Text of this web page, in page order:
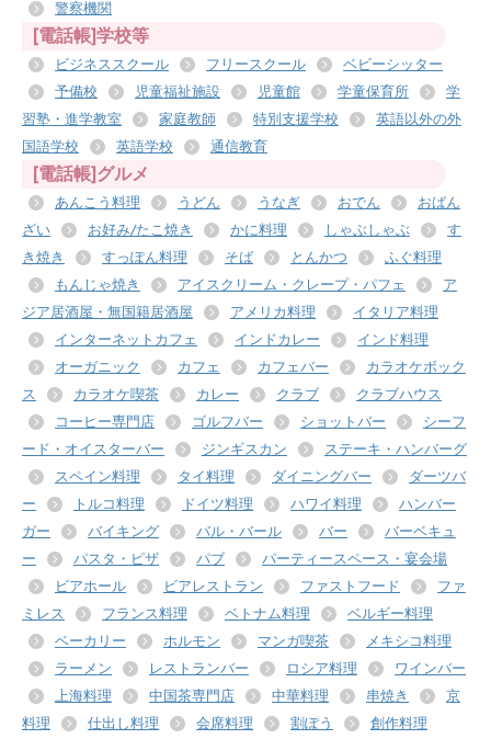
警察機関
[電話帳]学校等
ビジネススクール フリースクール
ベビーシッター
予備校
児童福祉施設 児童館 学童保育所
学
習塾・進学教室
家庭教師 特別支援学校
英語以外の外
国語学校
英語学校 通信教育
[電話帳]グルメ
あんこう料理 うどん うなぎ おでん
おばん
ざい
お好み/たこ焼き かに料理 しゃぶしゃぶ
す
き焼き
すっぽん料理 そば とんかつ
ふぐ料理
もんじゃ焼き
アイスクリーム・クレープ・パフェ
ア
ジア居酒屋・無国籍居酒屋
アメリカ料理
イタリア料理
インターネットカフェ
インドカレー
インド料理
オーガニック
カフェ カフェバー
カラオケボック
ス
カラオケ喫茶 カレー クラブ
クラブハウス
コーヒー専門店
ゴルフバー ショットバー
シーフ
ード・オイスターバー
ジンギスカン
ステーキ・ハンバーグ
スペイン料理
タイ料理 ダイニングバー
ダーツバ
ー
トルコ料理 ドイツ料理 ハワイ料理
ハンバー
ガー
バイキング バル・バール バー
バーベキュ
ー
パスタ・ピザ パブ
パーティースペース・宴会場
ビアホール
ビアレストラン ファストフード
ファ
ミレス
フランス料理 ベトナム料理
ベルギー料理
ベーカリー
ホルモン マンガ喫茶
メキシコ料理
ラーメン
レストランバー ロシア料理
ワインバー
上海料理
中国茶専門店 中華料理 串焼き
京
料理
仕出し料理 会席料理 割ぽう
創作料理